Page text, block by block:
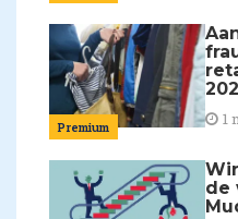
Premium 1
de